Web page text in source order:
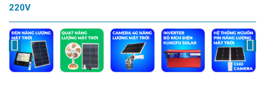
220V